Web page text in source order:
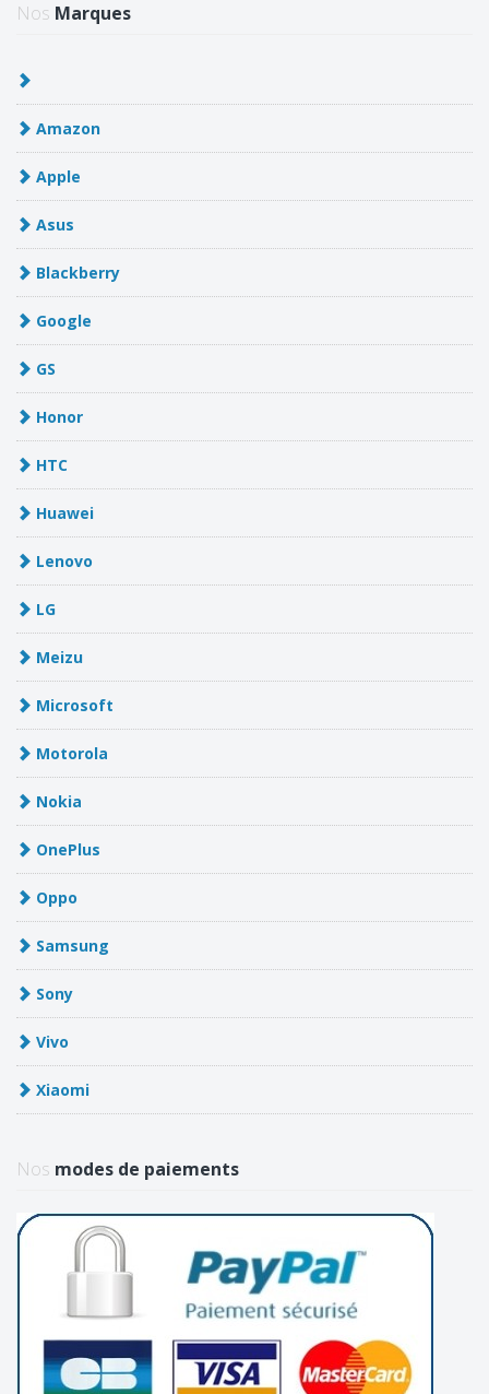
Nos Marques
Amazon
Apple
Asus
Blackberry
Google
GS
Honor
HTC
Huawei
Lenovo
LG
Meizu
Microsoft
Motorola
Nokia
OnePlus
Oppo
Samsung
Sony
Vivo
Xiaomi
Nos modes de paiements